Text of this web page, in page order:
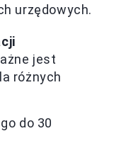
urzędowych.
jest
różnych
do 30